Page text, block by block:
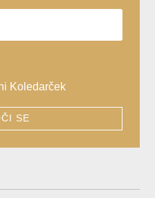
Koledarček
SE